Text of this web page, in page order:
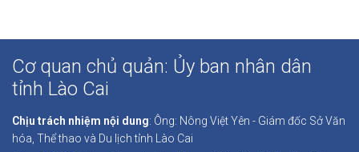
Cơ quan chủ quản: Ủy ban nhân dân
tỉnh Lào Cai
Chịu trách nhiệm nội dung: Ông: Nông Việt Yên - Giám đốc Sở Văn
hóa, Thể thao và Du lịch tỉnh Lào Cai